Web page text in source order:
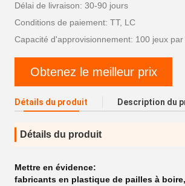
Délai de livraison: 30-90 jours
Conditions de paiement: TT, LC
Capacité d'approvisionnement: 100 jeux par
Obtenez le meilleur prix
Détails du produit Description du
Détails du produit
Mettre en évidence:
fabricants en plastique de pailles à boire,